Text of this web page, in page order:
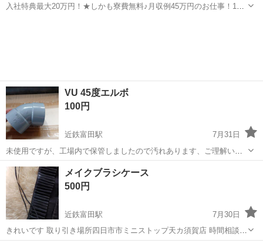
入社特典最大20万円！★しかも寮費無料♪月収例45万円のお仕事！1年
VU 45度エルボ
100円
近鉄富田駅
7月31日
未使用ですが、工場内で保管しましたので汚れあります、ご理解いた
だき、取り引き後ノークレームノーリターンでお願いします！ 取り引
き場所三重県四日市市ミニストップ天カ須賀店 時間相談
三重 三重郡 近鉄富田駅
メイクブラシケース
500円
近鉄富田駅
7月30日
きれいです 取り引き場所四日市市ミニストップ天カ須賀店 時間相談